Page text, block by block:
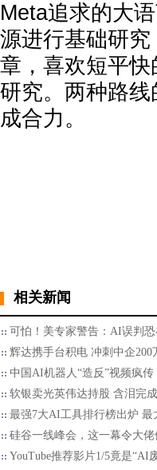
Meta追求的大
源进行基础研
章，喜欢短平
研究。两种路
成合力。
相关新闻
可怕！美专家警告：AI误判
辉达携手台积电 冲刺中企200
中国AI机器人“造反”视频疯传
软银卖光英伟达持股 含泪完
最强7大AI工具排行榜出炉 最
硅谷一线峰会，这一幕令大佬
YouTube推荐影片1/5竟是“AI